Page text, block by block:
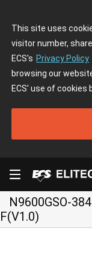
This site uses
visitor number,
ECS's Privacy Policy
browsing our
ECS' use of cookies
N9600GSO-
F(V1.0)